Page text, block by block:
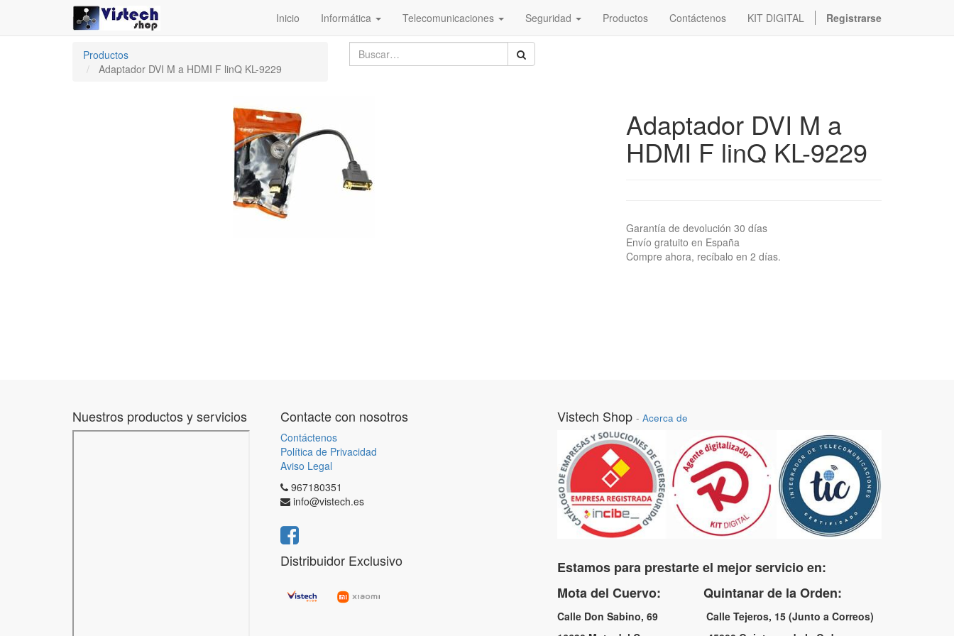
Inicio Informática Telecomunicaciones Seguridad Productos Contáctenos KIT DIGITAL Registrarse
Productos
Adaptador DVI M a HDMI F linQ KL-9229
Adaptador DVI M a
HDMI F linQ KL-9229
Garantía de devolución 30 días
Envío gratuito en España
Compre ahora, recíbalo en 2 días.
Nuestros productos y servicios Contacte con nosotros
Contáctenos
Política de Privacidad
Aviso Legal
967180351
info@vistech.es
Distribuidor Exclusivo
Vistech Shop - Acerca de
Estamos para prestarte el mejor servicio en:
Mota del Cuervo: Quintanar de la Orden:
Calle Don Sabino, 69 Calle Tejeros, 15 (Junto a Correos)